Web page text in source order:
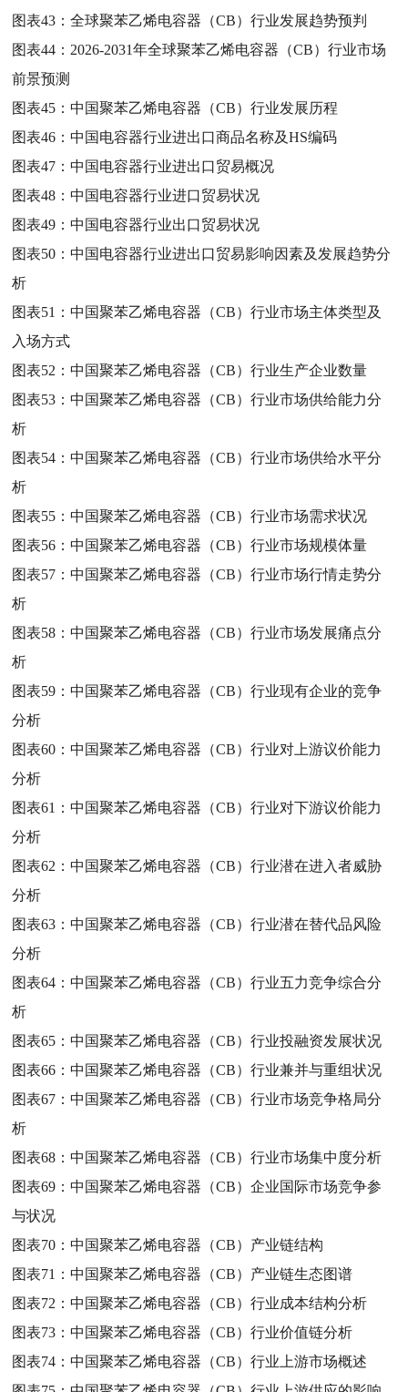
图表43：全球聚苯乙烯电容器（CB）行业发展趋势预判
图表44： 2026-2031年全球聚苯乙烯电容器（CB）行业市场
前景预测
图表45：中国聚苯乙烯电容器（CB）行业发展历程
图表46：中国电容器行业进出口商品名称及HS编码
图表47：中国电容器行业进出口贸易概况
图表48：中国电容器行业进口贸易状况
图表49：中国电容器行业出口贸易状况
图表50：中国电容器行业进出口贸易影响因素及发展趋势分
析
图表51：中国聚苯乙烯电容器（CB）行业市场主体类型及
入场方式
图表52：中国聚苯乙烯电容器（CB）行业生产企业数量
图表53：中国聚苯乙烯电容器（CB）行业市场供给能力分
析
图表54：中国聚苯乙烯电容器（CB）行业市场供给水平分
析
图表55：中国聚苯乙烯电容器（CB）行业市场需求状况
图表56：中国聚苯乙烯电容器（CB）行业市场规模体量
图表57：中国聚苯乙烯电容器（CB）行业市场行情走势分
析
图表58：中国聚苯乙烯电容器（CB）行业市场发展痛点分
析
图表59：中国聚苯乙烯电容器（CB）行业现有企业的竞争
分析
图表60：中国聚苯乙烯电容器（CB）行业对上游议价能力
分析
图表61：中国聚苯乙烯电容器（CB）行业对下游议价能力
分析
图表62：中国聚苯乙烯电容器（CB）行业潜在进入者威胁
分析
图表63：中国聚苯乙烯电容器（CB）行业潜在替代品风险
分析
图表64：中国聚苯乙烯电容器（CB）行业五力竞争综合分
析
图表65：中国聚苯乙烯电容器（CB）行业投融资发展状况
图表66：中国聚苯乙烯电容器（CB）行业兼并与重组状况
图表67：中国聚苯乙烯电容器（CB）行业市场竞争格局分
析
图表68：中国聚苯乙烯电容器（CB）行业市场集中度分析
图表69：中国聚苯乙烯电容器（CB）企业国际市场竞争参
与状况
图表70：中国聚苯乙烯电容器（CB）产业链结构
图表71：中国聚苯乙烯电容器（CB）产业链生态图谱
图表72：中国聚苯乙烯电容器（CB）行业成本结构分析
图表73：中国聚苯乙烯电容器（CB）行业价值链分析
图表74：中国聚苯乙烯电容器（CB）行业上游市场概述